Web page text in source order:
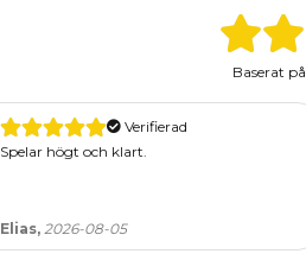
Baserat på
Verifierad
Spelar högt och klart.
Elias, 2026-08-05